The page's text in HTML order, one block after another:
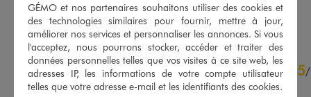
AJOUTERAU PANIER AJOUTERAU PANIER
4.6/5 5/
Avis vérifié et récompensé
GÉMO et nos partenaires souhaitons utiliser des cookies et
des technologies similaires pour fournir, mettre à jour,
améliorer nos services et personnaliser les annonces. Si vous
l'acceptez, nous pourrons stocker, accéder et traiter des
données personnelles telles que vos visites à ce site web, les
adresses IP, les informations de votre compte utilisateur
telles que votre adresse e-mail et les identifiants des cookies.